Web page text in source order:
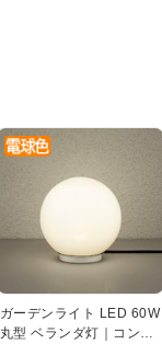
ガーデンライト LED 60W
丸型 ベランダ灯｜コンセ